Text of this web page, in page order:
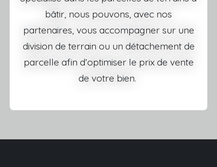
bâtir, nous pouvons, avec nos
partenaires, vous accompagner sur une
division de terrain ou un détachement de
parcelle afin d’optimiser le prix de vente
de votre bien.